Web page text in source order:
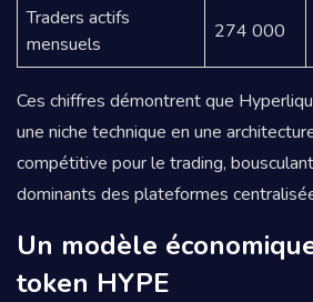
Traders actifs
mensuels
274 000
Ces chiffres démontrent que
une niche technique en une
compétitive pour le trading,
dominants des plateformes
Un modèle
token HYPE